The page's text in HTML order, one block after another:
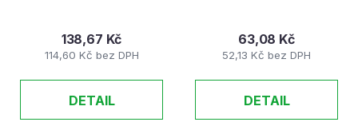
114,60 Kč bez DPH
138,67 Kč
DETAIL
52,13 Kč bez DPH
63,08 Kč
DETAIL